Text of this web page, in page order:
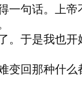
一句话。上帝
。于是我也开
变回那种什么